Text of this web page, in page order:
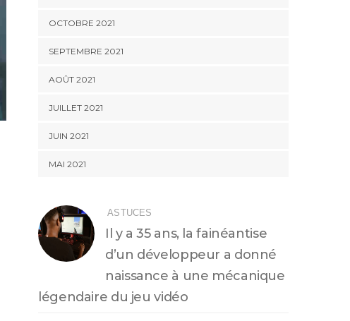
OCTOBRE 2021
SEPTEMBRE 2021
AOÛT 2021
JUILLET 2021
JUIN 2021
MAI 2021
ASTUCES
Il y a 35 ans, la fainéantise
d’un développeur a donné
naissance à une mécanique
légendaire du jeu vidéo